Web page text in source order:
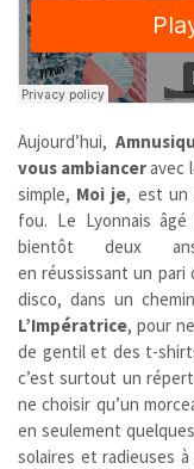
Aujourd’hui,
vous ambianceravec
simple, Moi je, est un
fou. Le Lyonnais
bientôt deux
en réussissant un pari
disco, dans un
L’Impératrice, pour
de gentil et des t-
c’est surtout un
ne choisir qu’un
en seulement
solaires et radieuses